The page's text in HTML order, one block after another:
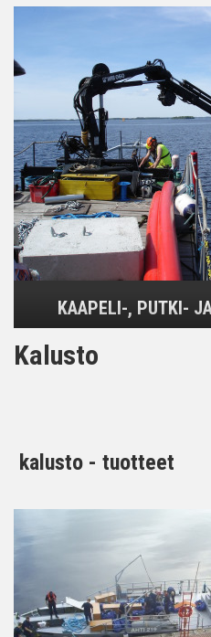
KAAPELI-, PUTKI-
Kalusto
kalusto - tuotteet